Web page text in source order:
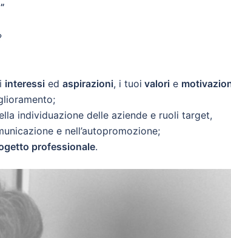
interessi ed aspirazioni, i tuoi valori e
individuazione delle aziende e ruoli target,
e nell’autopromozione;
professionale.